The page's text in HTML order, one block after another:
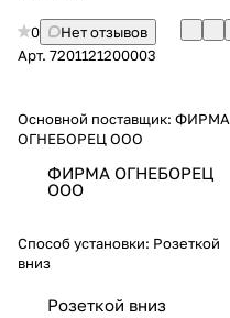
0
Нет отзывов
Арт. 7201121200003
Основной поставщик: ФИРМА
ОГНЕБОРЕЦ ООО
ФИРМА ОГНЕБОРЕЦ
ООО
Способ установки: Розеткой
вниз
Розеткой вниз